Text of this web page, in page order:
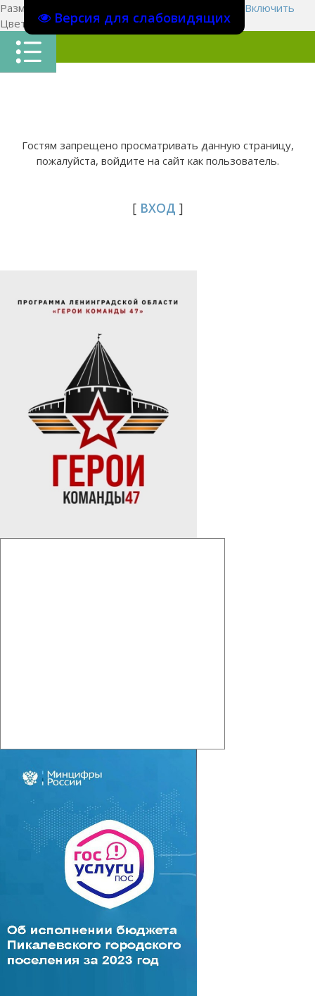
Версия для слабовидящих
Размер шрифта:
Включить
Цвет сайтаЦ Ц Ц Х
Гостям запрещено просматривать данную страницу,
пожалуйста, войдите на сайт как пользователь.
[ ВХОД ]